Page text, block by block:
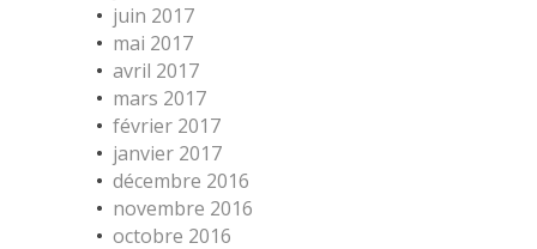
juin 2017
mai 2017
avril 2017
mars 2017
février 2017
janvier 2017
décembre 2016
novembre 2016
octobre 2016